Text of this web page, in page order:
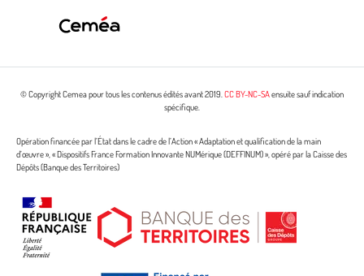
© Copyright Cemea pour tous les contenus édités avant 2019.CC BY-NC-SAensuite sauf indication
spécifique.
Opération financée par l’État dans le cadre de l’Action « Adaptation et qualification de la main
d’œuvre », « Dispositifs France Formation Innovante NUMérique (DEFFINUM) », opéré par la Caisse des
Dépôts (Banque des Territoires)